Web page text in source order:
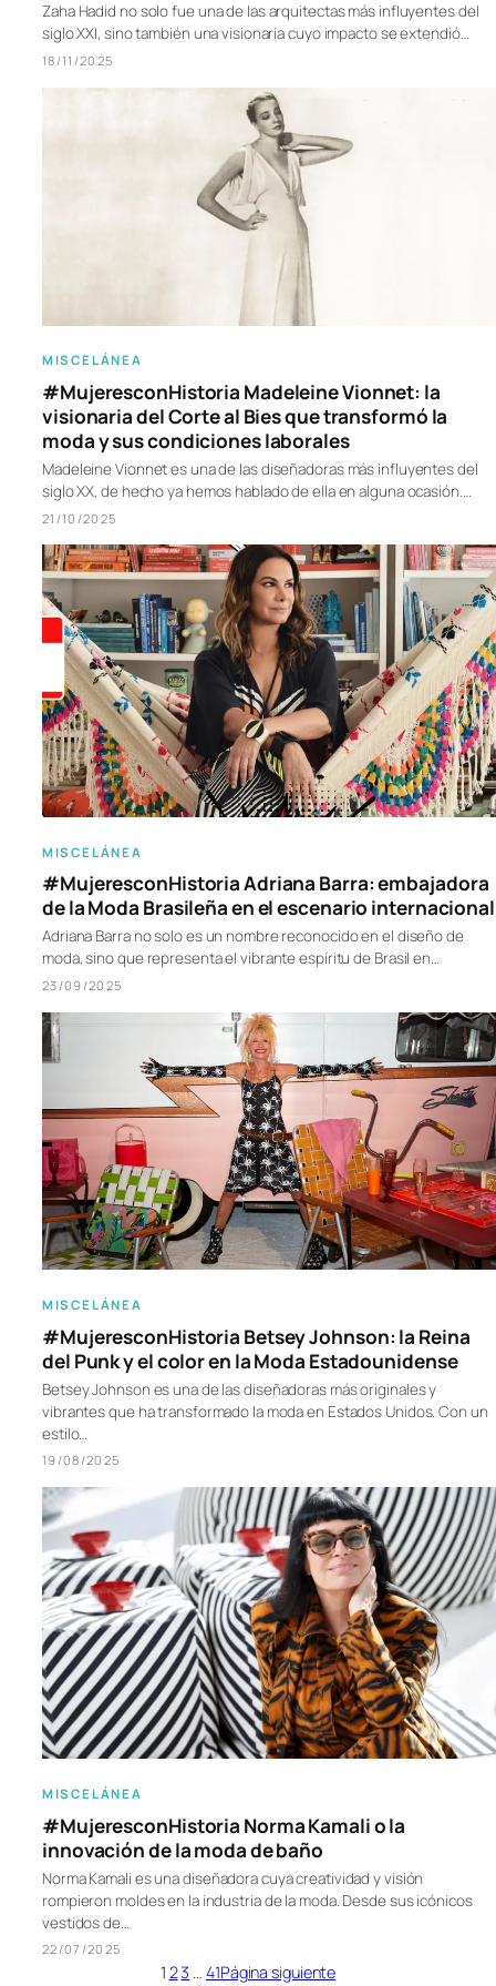
Zaha Hadid no solo fue una de las arquitectas más influyentes del
siglo XXI, sino también una visionaria cuyo impacto se extendió…
18/11/2025
MISCELÁNEA
#MujeresconHistoria Madeleine Vionnet: la
visionaria del Corte al Bies que transformó la
moda y sus condiciones laborales
Madeleine Vionnet es una de las diseñadoras más influyentes del
siglo XX, de hecho ya hemos hablado de ella en alguna ocasión.…
21/10/2025
MISCELÁNEA
#MujeresconHistoria Adriana Barra: embajadora
de la Moda Brasileña en el escenario internacional
Adriana Barra no solo es un nombre reconocido en el diseño de
moda, sino que representa el vibrante espíritu de Brasil en…
23/09/2025
MISCELÁNEA
#MujeresconHistoria Betsey Johnson: la Reina
del Punk y el color en la Moda Estadounidense
Betsey Johnson es una de las diseñadoras más originales y
vibrantes que ha transformado la moda en Estados Unidos. Con un
estilo…
19/08/2025
MISCELÁNEA
#MujeresconHistoria Norma Kamali o la
innovación de la moda de baño
Norma Kamali es una diseñadora cuya creatividad y visión
rompieron moldes en la industria de la moda. Desde sus icónicos
vestidos de…
22/07/2025
1 23 … 41Página siguiente